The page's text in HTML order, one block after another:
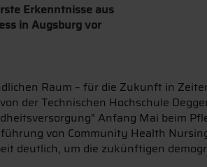
Erkenntnisse aus
in Augsburg vor
Raum – für die Zukunft in
der Technischen Hochschule
Anfang Mai beim
von Community Health
deutlich, um die zukünftigen